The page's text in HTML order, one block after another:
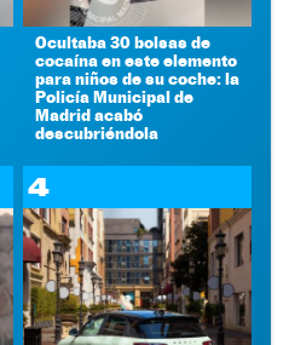
Ocultaba 30 bolsas de
cocaína en este elemento
para niños de su coche: la
Policía Municipal de
Madrid acabó
descubriéndola
4